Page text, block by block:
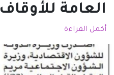
العامة للأوقاف
أكمل القراءة